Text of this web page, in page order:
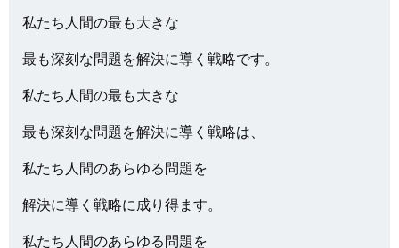
私たち人間の最も大きな
最も深刻な問題を解決に導く戦略です。
私たち人間の最も大きな
最も深刻な問題を解決に導く戦略は、
私たち人間のあらゆる問題を
解決に導く戦略に成り得ます。
私たち人間のあらゆる問題を